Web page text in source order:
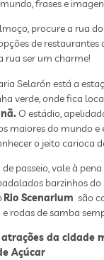
frases e
procure a rua
de restaurantes
rua ser um charme!
Selarón está a
verde, onde fica
O estádio,
maiores do mundo
o jeito carioca
passeio, vale à
barzinhos
Rio Scenarium são
rodas de samba
da cidade
Açúcar